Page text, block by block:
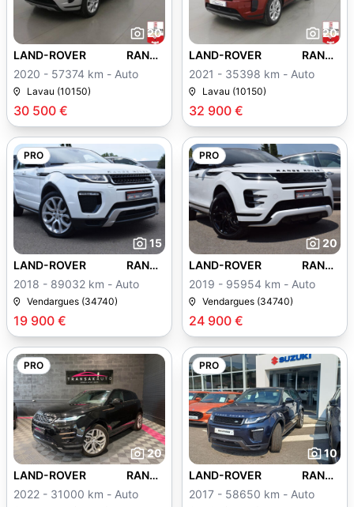
20
30 500 €
LAND-ROVER RANGE
ROVER EVOQUE
2020 - 57374 km - Auto
Lavau (10150)
20
32 900 €
LAND-ROVER RANGE
ROVER EVOQUE
2021 - 35398 km - Auto
Lavau (10150)
PRO
15
19 900 €
LAND-ROVER RANGE
ROVER EVOQUE
2018 - 89032 km - Auto
Vendargues (34740)
PRO
20
24 900 €
LAND-ROVER RANGE
ROVER EVOQUE
2019 - 95954 km - Auto
Vendargues (34740)
PRO
20
LAND-ROVER RANGE
ROVER EVOQUE
2022 - 31000 km - Auto
PRO
10
LAND-ROVER RANGE
ROVER EVOQUE
2017 - 58650 km - Auto